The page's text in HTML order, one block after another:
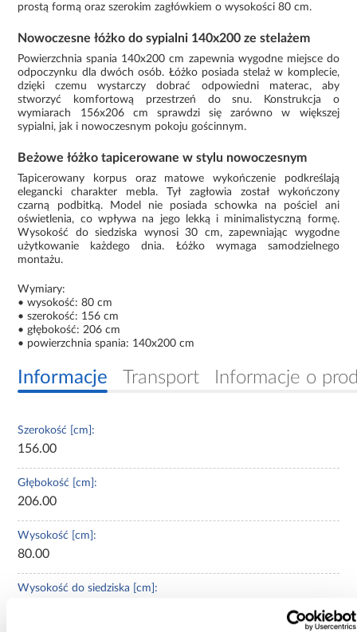
prostą formą oraz szerokim zagłówkiem o wysokości 80 cm.
Nowoczesne łóżko do sypialni 140x200 ze stelażem
Powierzchnia spania 140x200 cm zapewnia wygodne miejsce do
odpoczynku dla dwóch osób. Łóżko posiada stelaż w komplecie,
dzięki czemu wystarczy dobrać odpowiedni materac, aby
stworzyć komfortową przestrzeń do snu. Konstrukcja o
wymiarach 156x206 cm sprawdzi się zarówno w większej
sypialni, jak i nowoczesnym pokoju gościnnym.
Beżowe łóżko tapicerowane w stylu nowoczesnym
Tapicerowany korpus oraz matowe wykończenie podkreślają
elegancki charakter mebla. Tył zagłowia został wykończony
czarną podbitką. Model nie posiada schowka na pościel ani
oświetlenia, co wpływa na jego lekką i minimalistyczną formę.
Wysokość do siedziska wynosi 30 cm, zapewniając wygodne
użytkowanie każdego dnia. Łóżko wymaga samodzielnego
montażu.
Wymiary:
• wysokość: 80 cm
• szerokość: 156 cm
• głębokość: 206 cm
• powierzchnia spania: 140x200 cm
Informacje Transport Informacje o
Szerokość [cm]:
156.00
Głębokość [cm]:
206.00
Wysokość [cm]:
80.00
Wysokość do siedziska [cm]: